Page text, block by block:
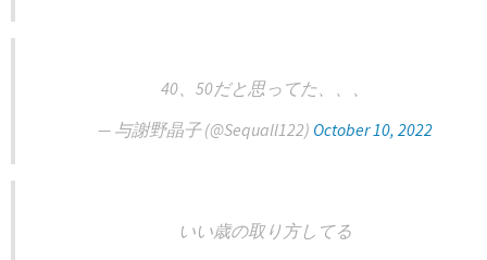
40、50だと思ってた、、、
— 与謝野晶子 (@Sequall122) October 10, 2022
いい歳の取り方してる